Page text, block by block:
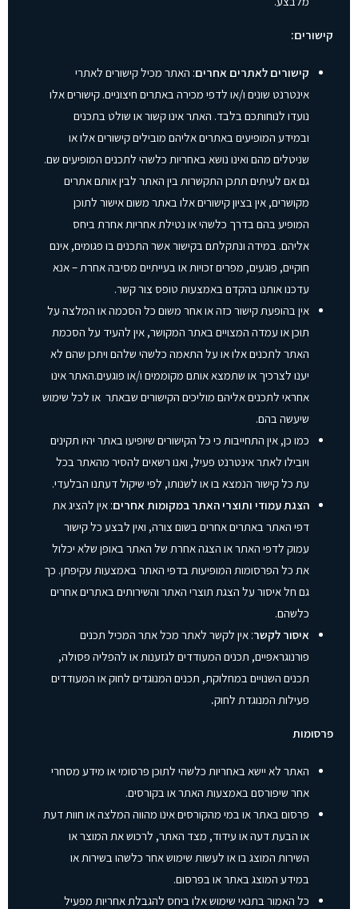
קישורים:
קישורים לאתרים אחרים: האתר מכיל קישורים לאתרי
אינטרנט שונים ו/או לדפי מכירה באתרים חיצוניים. קישורים אלו
נועדו לנוחותכם בלבד. האתר אינו קשור או שולט בתכנים
ובמידע המופיעים באתרים אליהם מובילים קישורים אלו או
שניטלים מהם ואינו נושא באחריות כלשהי לתכנים המופיעים שם.
גם אם לעיתים תתכן התקשרות בין האתר לבין אותם אתרים
מקושרים, אין בציון קישורים אלו באתר משום אישור לתוכן
המופיע בהם בדרך כלשהי או נטילת אחריות אחרת ביחס
אליהם. במידה ונתקלתם בקישור אשר התכנים בו פגומים, אינם
חוקיים, פוגעים, מפרים זכויות או בעייתיים מסיבה אחרת – אנא
עדכנו אותנו בהקדם באמצעות טופס צור קשר.
אין בהופעת קישור כזה או אחר משום כל הסכמה או המלצה על
תוכן או עמדה המצויים באתר המקושר, אין להעיד על הסכמת
האתר לתכנים אלו או על התאמה כלשהי שלהם ויתכן שהם לא
יענו לצרכיך או שתמצא אותם מקוממים ו/או פוגעים.האתר אינו
אחראי לתכנים אליהם מוליכים הקישורים שבאתר או לכל שימוש
שיעשה בהם.
כמו כן, אין התחייבות כי כל הקישורים שיופיעו באתר יהיו תקינים
ויובילו לאתר אינטרנט פעיל, ואנו רשאים להסיר מהאתר בכל
עת כל קישור הנמצא בו או לשנותו, לפי שיקול דעתנו הבלעדי.
הצגת עמודי ותוצרי האתר במקומות אחרים: אין להציג את
דפי האתר באתרים אחרים בשום צורה, ואין לבצע כל קישור
עמוק לדפי האתר או הצגה אחרת של האתר באופן שלא יכלול
את כל הפרסומות המופיעות בדפי האתר באמצעות עקיפתן. כך
גם חל איסור על הצגת תוצרי האתר והשירותים באתרים אחרים
כלשהם.
איסור לקשר: אין לקשר לאתר מכל אתר המכיל תכנים
פורנוגראפיים, תכנים המעודדים לגזענות או להפליה פסולה,
תכנים השנויים במחלוקת, תכנים המנוגדים לחוק או המעודדים
פעילות המנוגדת לחוק.
פרסומות
האתר לא יישא באחריות כלשהי לתוכן פרסומי או מידע מסחרי
אחר שיפורסם באמצעות האתר או בקורסים.
פרסום באתר או במי מהקורסים אינו מהווה המלצה או חוות דעת
או הבעת דעה או עידוד, מצד האתר, לרכוש את המוצר או
השירות המוצג בו או לעשות שימוש אחר כלשהו בשירות או
במידע המוצג באתר או בפרסום.
כל האמור בתנאי שימוש אלו ביחס להגבלת אחריות מפעיל